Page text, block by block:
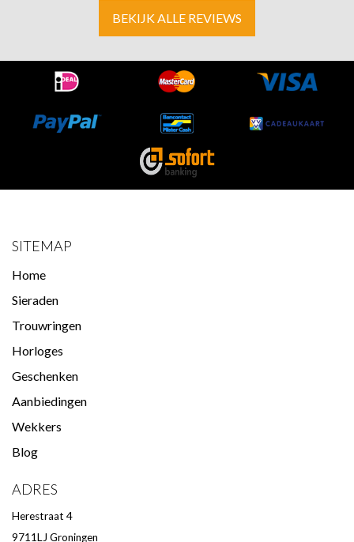
BEKIJK ALLE REVIEWS
SITEMAP
Home
Sieraden
Trouwringen
Horloges
Geschenken
Aanbiedingen
Wekkers
Blog
ADRES
Herestraat 4
9711LJ Groningen